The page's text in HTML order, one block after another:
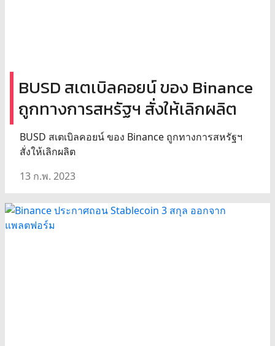
BUSD สเตเบิลคอยน์ ของ Binance
ถูกทางการสหรัฐฯ สั่งให้เลิกผลิต
BUSD สเตเบิลคอยน์ ของ Binance ถูกทางการสหรัฐฯ
สั่งให้เลิกผลิต
13 ก.พ. 2023